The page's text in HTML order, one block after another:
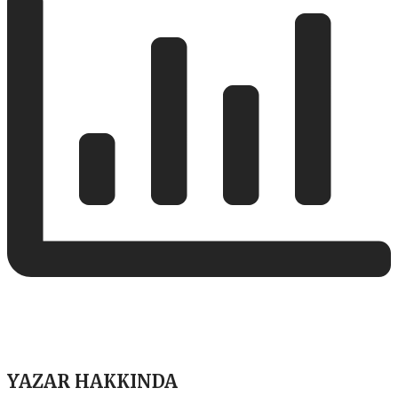
YAZAR HAKKINDA